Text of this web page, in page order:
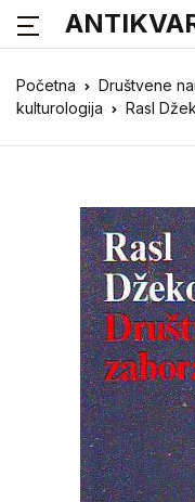
Početna Društvene
kulturologija
Rasl